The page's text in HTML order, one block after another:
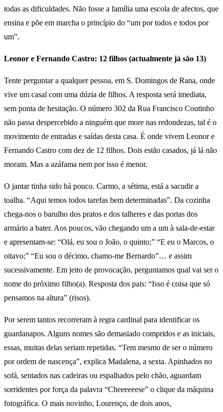
todas as dificuldades. Não fosse a família uma escola de afectos, que
ensina e põe em marcha o princípio do “um por todos e todos por
um”.
Leonor e Fernando Castro: 12 filhos (actualmente já são 13)
Tente perguntar a qualquer pessoa, em S. Domingos de Rana, onde
vive um casal com uma dúzia de filhos. A resposta será imediata,
sem ponta de hesitação. O número 302 da Rua Francisco Coutinho
não passa despercebido a ninguém que more nas redondezas, tal é o
movimento de entradas e saídas desta casa. É onde vivem Leonor e
Fernando Castro com dez de 12 filhos. Dois estão casados, já lá não
moram. Mas a azáfama nem por isso é menor.
O jantar tinha sido há pouco. Carmo, a sétima, está a sacudir a
toalha. “Aqui temos todos tarefas bem determinadas”. Da cozinha
chega-nos o barulho dos pratos e dos talheres e das portas dos
armário a bater. Aos poucos, vão chegando um a um à sala-de-estar
e apresentam-se: “Olá, eu sou o João, o quinto;” “E eu o Marcos, o
oitavo;” “Eu sou o décimo, chamo-me Bernardo”… e assim
sucessivamente. Em jeito de provocação, perguntamos qual vai ser o
nome do próximo filho(a). Resposta dos pais: “Isso é coisa que só
pensamos na altura” (risos).
Por serem tantos recorreram à regra cardinal para identificar os
guardanapos. Alguns nomes são demasiado compridos e as iniciais,
essas, muitas delas seriam repetidas. “Tem mesmo de ser o número
por ordem de nascença”, explica Madalena, a sexta. Apinhados no
sofá, sentados nas cadeiras ou espalhados pelo chão, aguardam
sorridentes por força da palavra “Cheeeeeese” o clique da máquina
fotográfica. O mais novinho, Lourenço, de dois anos,